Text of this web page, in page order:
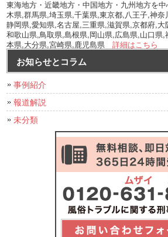
東海地方・近畿地方・中国地方・九州地方を
木県,群馬県,埼玉県,千葉県,東京都,八王子,神
静岡県,愛知県,名古屋,三重県,滋賀県,京都府,
和歌山県,鳥取県,島根県,岡山県,広島県,山口県
本県,大分県,宮崎県,鹿児島県詳細はこちら
お知らせとコラム
事例紹介
報道解説
未分類